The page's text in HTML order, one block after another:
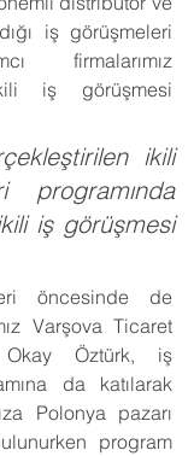
iş görüşmeleri
firmalarımız
iş görüşmesi
ikili
programında
iş görüşmesi
öncesinde de
Varşova Ticaret
Okay Öztürk, iş
da katılarak
Polonya pazarı
program